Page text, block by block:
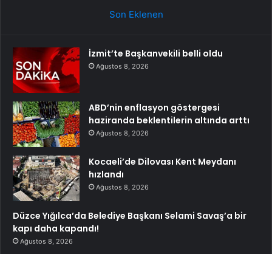
Son Eklenen
İzmit’te Başkanvekili belli oldu
Ağustos 8, 2026
ABD’nin enflasyon göstergesi
haziranda beklentilerin altında arttı
Ağustos 8, 2026
Kocaeli’de Dilovası Kent Meydanı
hızlandı
Ağustos 8, 2026
Düzce Yığılca’da Belediye Başkanı Selami Savaş’a bir
kapı daha kapandı!
Ağustos 8, 2026